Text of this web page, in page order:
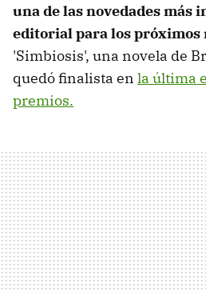
una de las novedades más
editorial para los próximos
'Simbiosis', una novela de
quedó finalista en la última
premios.